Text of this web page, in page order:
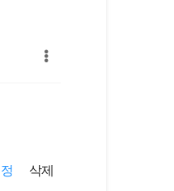
삭제